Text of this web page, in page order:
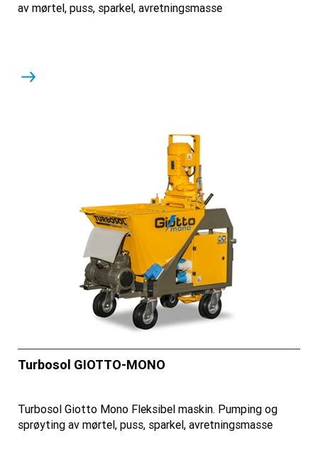
av mørtel, puss, sparkel, avretningsmasse
Turbosol GIOTTO-MONO
Turbosol Giotto Mono Fleksibel maskin. Pumping og
sprøyting av mørtel, puss, sparkel, avretningsmasse